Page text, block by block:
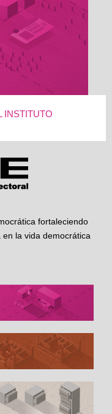
INSTITUTO
fortaleciendo
la vida democrática